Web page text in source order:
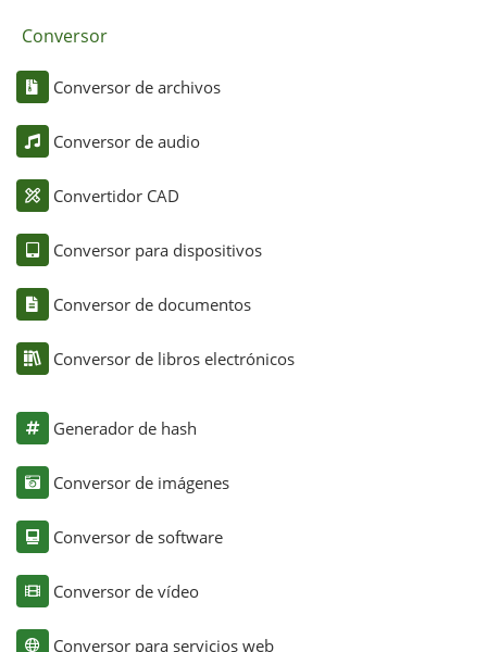
Conversor
Conversor de archivos
Conversor de audio
Convertidor CAD
Conversor para dispositivos
Conversor de documentos
Conversor de libros electrónicos
Generador de hash
Conversor de imágenes
Conversor de software
Conversor de vídeo
Conversor para servicios web